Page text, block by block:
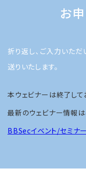
お
折り返し、ご入力いた
送りいたします。
本ウェビナーは終了して
最新のウェビナー情報は
BBSecイベント/セミナ